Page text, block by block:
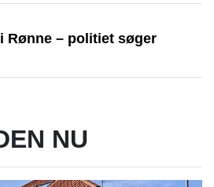
Rønne – politiet søger
NU